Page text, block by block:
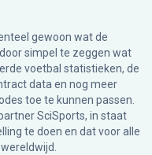
gewoon wat de
simpel te zeggen wat
voetbal statistieken, de
data en nog meer
toe te kunnen passen.
SciSports, in staat
te doen en dat voor alle